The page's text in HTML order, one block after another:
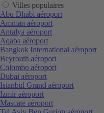
Villes populaires
Abu Dhabi aéroport
Amman aéroport
Antalya aéroport
Aqaba aéroport
Bangkok International aéroport
Beyrouth aéroport
Colombo aéroport
Dubai aéroport
Istanbul Grand aéroport
Izmir aéroport
Mascate aéroport